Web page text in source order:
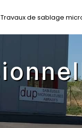
Travaux de sablage